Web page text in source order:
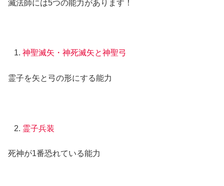
滅法師には5つの能力があります！
神聖滅矢・神死滅矢と神聖弓
霊子を矢と弓の形にする能力
霊子兵装
死神が1番恐れている能力